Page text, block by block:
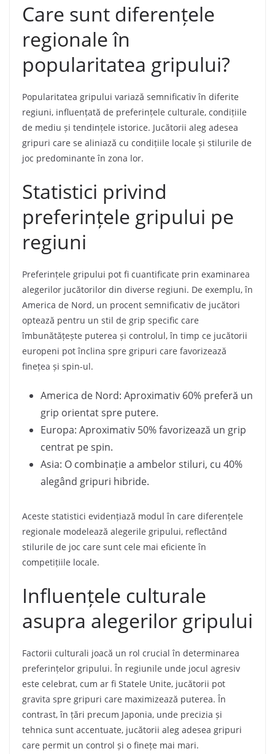
Care sunt diferențele
regionale în
popularitatea gripului?
Popularitatea gripului variază semnificativ în diferite
regiuni, influențată de preferințele culturale, condițiile
de mediu și tendințele istorice. Jucătorii aleg adesea
gripuri care se aliniază cu condițiile locale și stilurile de
joc predominante în zona lor.
Statistici privind
preferințele gripului pe
regiuni
Preferințele gripului pot fi cuantificate prin examinarea
alegerilor jucătorilor din diverse regiuni. De exemplu, în
America de Nord, un procent semnificativ de jucători
optează pentru un stil de grip specific care
îmbunătățește puterea și controlul, în timp ce jucătorii
europeni pot înclina spre gripuri care favorizează
finețea și spin-ul.
America de Nord: Aproximativ 60% preferă un
grip orientat spre putere.
Europa: Aproximativ 50% favorizează un grip
centrat pe spin.
Asia: O combinație a ambelor stiluri, cu 40%
alegând gripuri hibride.
Aceste statistici evidențiază modul în care diferențele
regionale modelează alegerile gripului, reflectând
stilurile de joc care sunt cele mai eficiente în
competițiile locale.
Influențele culturale
asupra alegerilor gripului
Factorii culturali joacă un rol crucial în determinarea
preferințelor gripului. În regiunile unde jocul agresiv
este celebrat, cum ar fi Statele Unite, jucătorii pot
gravita spre gripuri care maximizează puterea. În
contrast, în țări precum Japonia, unde precizia și
tehnica sunt accentuate, jucătorii aleg adesea gripuri
care permit un control și o finețe mai mari.